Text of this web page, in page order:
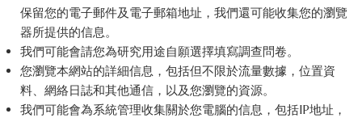
保留您的電子郵件及電子郵箱地址，我們還可能收集您的瀏覽
器所提供的信息。
我們可能會請您為研究用途自願選擇填寫調查問卷。
您瀏覽本網站的詳細信息，包括但不限於流量數據，位置資
料、網絡日誌和其他通信，以及您瀏覽的資源。
我們可能會為系統管理收集關於您電腦的信息，包括IP地址，